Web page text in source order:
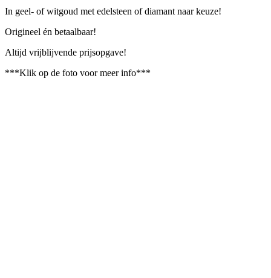
In geel- of witgoud met edelsteen of diamant naar keuze!
Origineel én betaalbaar!
Altijd vrijblijvende prijsopgave!
***Klik op de foto voor meer info***